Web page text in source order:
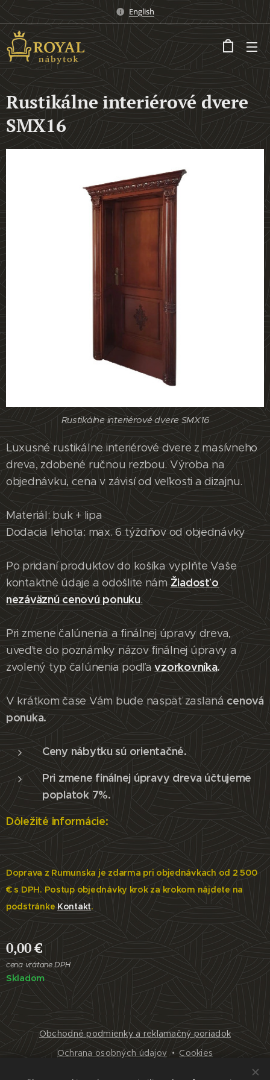
English
Rustikálne interiérové dvere
SMX16
Rustikálne interiérové dvere SMX16
Luxusné rustikálne interiérové dvere z masívneho
dreva, zdobené ručnou rezbou. Výroba na
objednávku, cena v závisí od veľkosti a dizajnu.
Materiál: buk + lipa
Dodacia lehota: max. 6 týždňov od objednávky
Po pridaní produktov do košíka vyplňte Vaše
kontaktné údaje a odošlite nám Žiadosť o
nezáväznú cenovú ponuku.
Pri zmene čalúnenia a finálnej úpravy dreva,
uveďte do poznámky názov finálnej úpravy a
zvolený typ čalúnenia podľavzorkovníka.
V krátkom čase Vám bude naspäť zaslaná cenová
ponuka.
Ceny nábytku sú orientačné.
Pri zmene finálnej úpravy dreva účtujeme
poplatok 7%.
Dôležité informácie:
Doprava z Rumunska je zdarma pri objednávkach od 2 500
€ s DPH. Postup objednávky krok za krokom nájdete na
podstránkeKontakt.
0,00€
cena vrátane DPH
Skladom
Obchodné podmienky a reklamačný poriadok
Ochrana osobných údajov
Cookies